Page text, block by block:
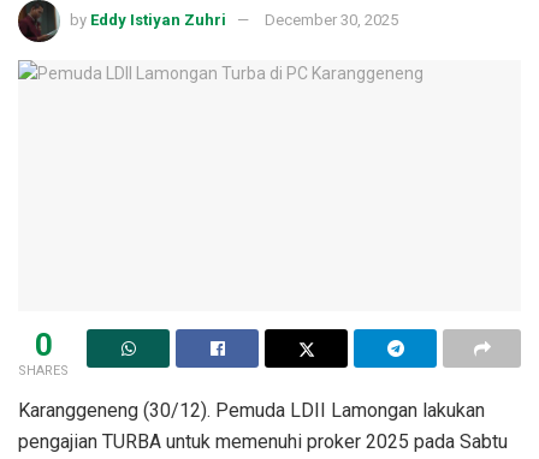
by Eddy Istiyan Zuhri December 30, 2025
0
SHARES
Karanggeneng (30/12). Pemuda LDII Lamongan lakukan
pengajian TURBA untuk memenuhi proker 2025 pada Sabtu